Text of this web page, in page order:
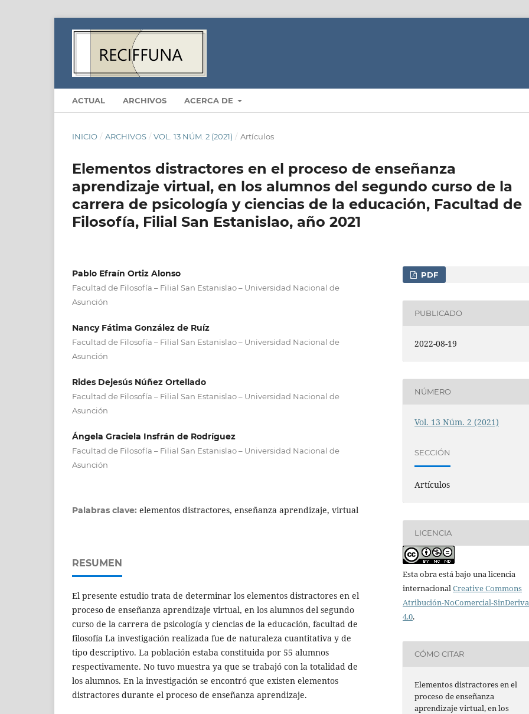
ACTUAL ARCHIVOS ACERCA DE
INICIO / ARCHIVOS / VOL. 13 NÚM. 2 (2021) / Artículos
Elementos distractores en el proceso de enseñanza
aprendizaje virtual, en los alumnos del segundo curso de la
carrera de psicología y ciencias de la educación, Facultad de
Filosofía, Filial San Estanislao, año 2021
Pablo Efraín Ortiz Alonso
Facultad de Filosofía – Filial San Estanislao – Universidad Nacional de
Asunción
Nancy Fátima González de Ruíz
Facultad de Filosofía – Filial San Estanislao – Universidad Nacional de
Asunción
Rides Dejesús Núñez Ortellado
Facultad de Filosofía – Filial San Estanislao – Universidad Nacional de
Asunción
Ángela Graciela Insfrán de Rodríguez
Facultad de Filosofía – Filial San Estanislao – Universidad Nacional de
Asunción
Palabras clave: elementos distractores, enseñanza aprendizaje, virtual
RESUMEN
El presente estudio trata de determinar los elementos distractores en el
proceso de enseñanza aprendizaje virtual, en los alumnos del segundo
curso de la carrera de psicología y ciencias de la educación, facultad de
filosofía La investigación realizada fue de naturaleza cuantitativa y de
tipo descriptivo. La población estaba constituida por 55 alumnos
respectivamente. No tuvo muestra ya que se trabajó con la totalidad de
los alumnos. En la investigación se encontró que existen elementos
distractores durante el proceso de enseñanza aprendizaje.
PDF
PUBLICADO
2022-08-19
NÚMERO
Vol. 13 Núm. 2 (2021)
SECCIÓN
Artículos
LICENCIA
Esta obra está bajo una licencia
internacionalCreative Commons
Atribución-NoComercial-
4.0.
CÓMO CITAR
Elementos distractores en el
proceso de enseñanza
aprendizaje virtual, en los